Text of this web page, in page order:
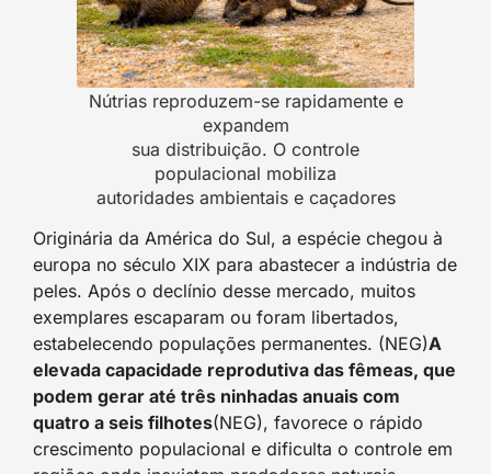
Nútrias reproduzem-se rapidamente e
expandem
sua distribuição. O controle
populacional mobiliza
autoridades ambientais e caçadores
Originária da América do Sul, a espécie chegou à
europa no século XIX para abastecer a indústria de
peles. Após o declínio desse mercado, muitos
exemplares escaparam ou foram libertados,
estabelecendo populações permanentes. (NEG)A
elevada capacidade reprodutiva das fêmeas, que
podem gerar até três ninhadas anuais com
quatro a seis filhotes(NEG), favorece o rápido
crescimento populacional e dificulta o controle em